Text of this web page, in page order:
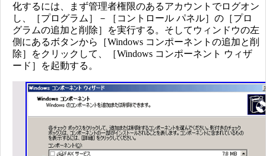
化するには、まず管理者権限のあるアカウントでログオン
し、［プログラム］－［コントロール パネル］の［プロ
グラムの追加と削除］を実行する。そしてウィンドウの左
側にあるボタンから［Windows コンポーネントの追加と削
除］をクリックして、［Windows コンポーネント ウィザ
ード］を起動する。